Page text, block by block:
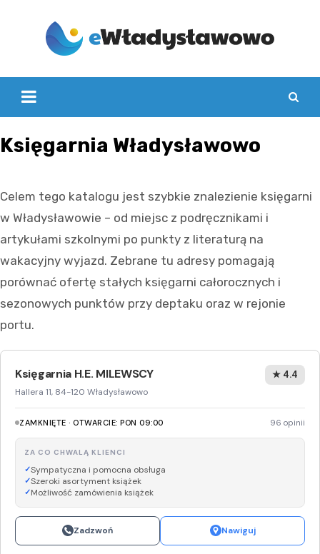
Księgarnia Władysławowo
Celem tego katalogu jest szybkie znalezienie księgarni
w Władysławowie – od miejsc z podręcznikami i
artykułami szkolnymi po punkty z literaturą na
wakacyjny wyjazd. Zebrane tu adresy pomagają
porównać ofertę stałych księgarni całorocznych i
sezonowych punktów przy deptaku oraz w rejonie
portu.
Księgarnia H.E. MILEWSCY
Hallera 11, 84-120 Władysławowo
★ 4.4
ZAMKNIĘTE · OTWARCIE: PON 09:00 96 opinii
ZA CO CHWALĄ KLIENCI
Sympatyczna i pomocna obsługa
Szeroki asortyment książek
Możliwość zamówienia książek
Zadzwoń Nawiguj